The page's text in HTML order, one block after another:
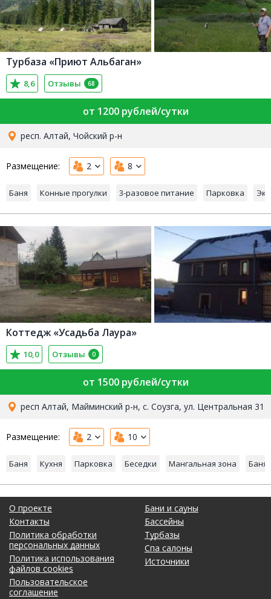
Турбаза «Приют Альбаган»
8,6 Отзывы 68
от 1200 рублей/сутки
респ. Алтай, Чойский р-н
Размещение: 2 8
Баня Конные прогулки 3-разовое питание Парковка
Коттедж «Усадьба Лаура»
10,0 Отзывы 0
от 1500 рублей/сутки
респ Алтай, Майминский р-н, с. Соузга, ул. Центральная 31
Размещение: 2 10
Баня Кухня Парковка Беседки Мангальная зона Баня
О проекте
Контакты
Политика обработки
персональных данных
Политика использования
файлов cookies
Пользовательское
соглашение
Бани и сауны
Бассейны
Турбазы
Спа салоны
Источники